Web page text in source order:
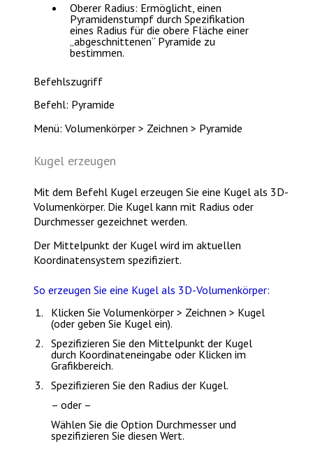
Oberer Radius: Ermöglicht, einen
Pyramidenstumpf durch Spezifikation
eines Radius für die obere Fläche einer
„abgeschnittenen“ Pyramide zu
bestimmen.
Befehlszugriff
Befehl: Pyramide
Menü: Volumenkörper > Zeichnen > Pyramide
Kugel erzeugen
Mit dem Befehl Kugel erzeugen Sie eine Kugel als 3D-
Volumenkörper. Die Kugel kann mit Radius oder
Durchmesser gezeichnet werden.
Der Mittelpunkt der Kugel wird im aktuellen
Koordinatensystem spezifiziert.
So erzeugen Sie eine Kugel als 3D-Volumenkörper:
Klicken SieVolumenkörper > Zeichnen > Kugel
(oder geben Sie Kugel ein).
Spezifizieren Sie den Mittelpunkt der Kugel
durch Koordinateneingabe oder Klicken im
Grafikbereich.
Spezifizieren Sie den Radius der Kugel.
– oder –
Wählen Sie die Option Durchmesser und
spezifizieren Sie diesen Wert.